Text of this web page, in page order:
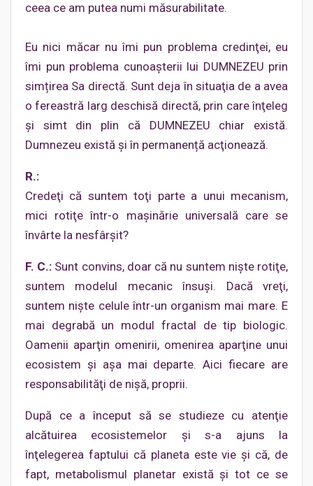
ceea ce am putea numi măsurabilitate.
Eu nici măcar nu îmi pun problema credinţei, eu
îmi pun problema cunoaşterii lui DUMNEZEU prin
simțirea Sa directă. Sunt deja în situaţia de a avea
o fereastră larg deschisă directă, prin care înţeleg
și simt din plin că DUMNEZEU chiar există.
Dumnezeu există şi în permanență acţionează.
R.:
Credeţi că suntem toţi parte a unui mecanism,
mici rotiţe într-o maşinărie universală care se
învârte la nesfârşit?
F. C.: Sunt convins, doar că nu suntem nişte rotiţe,
suntem modelul mecanic însuşi. Dacă vreţi,
suntem nişte celule într-un organism mai mare. E
mai degrabă un modul fractal de tip biologic.
Oamenii aparţin omenirii, omenirea aparţine unui
ecosistem şi aşa mai departe. Aici fiecare are
responsabilităţi de nişă, proprii.
După ce a început să se studieze cu atenţie
alcătuirea ecosistemelor şi s-a ajuns la
înţelegerea faptului că planeta este vie şi că, de
fapt, metabolismul planetar există şi tot ce se